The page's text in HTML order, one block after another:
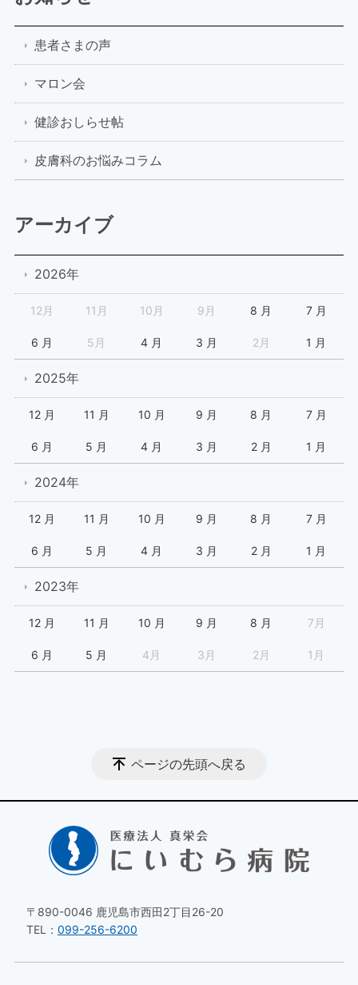
患者さまの声
マロン会
健診おしらせ帖
皮膚科のお悩みコラム
アーカイブ
2026年
12月 11月 10月 9月 8 月 7 月
6 月 5月 4 月 3 月 2月 1 月
2025年
12 月 11 月 10 月 9 月 8 月 7 月
6 月 5 月 4 月 3 月 2 月 1 月
2024年
12 月 11 月 10 月 9 月 8 月 7 月
6 月 5 月 4 月 3 月 2 月 1 月
2023年
12 月 11 月 10 月 9 月 8 月 7月
6 月 5 月 4月 3月 2月 1月
ページの先頭へ戻る
〒890-0046 鹿児島市西田2丁目26-20
TEL： 099-256-6200